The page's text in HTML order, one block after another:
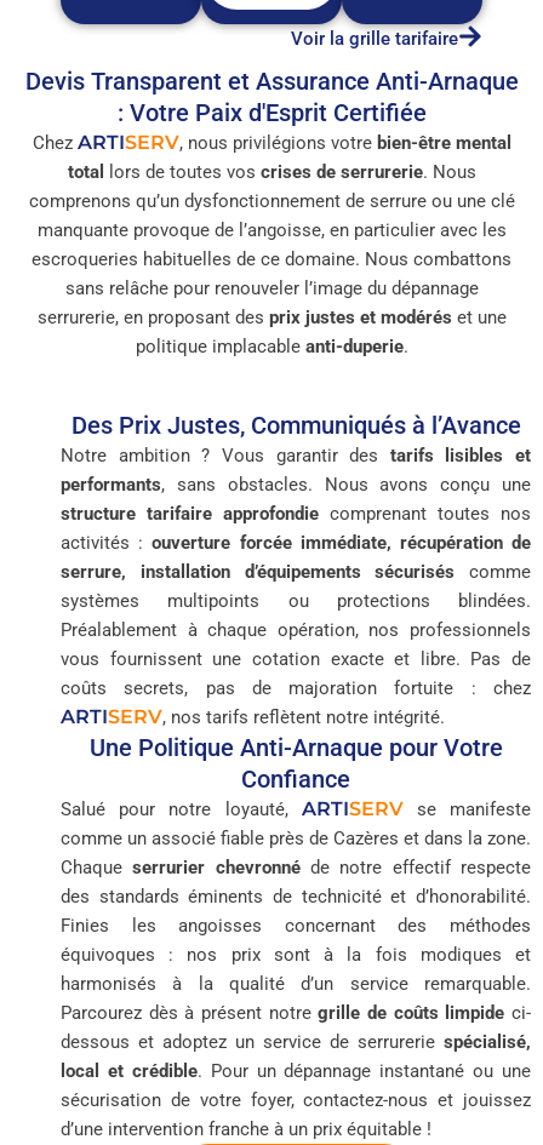
Voir la grille tarifaire
Devis Transparent et Assurance Anti-Arnaque
: Votre Paix d'Esprit Certifiée
Chez ARTISERV, nous privilégions votre bien-être mental
total
lors de toutes vos crises de serrurerie. Nous
comprenons qu’un dysfonctionnement de serrure ou une clé
manquante provoque de l’angoisse, en particulier avec les
escroqueries habituelles de ce domaine. Nous combattons
sans relâche pour renouveler l’image du dépannage
serrurerie, en proposant des prix justes et modérés et une
politique implacable anti-duperie.
Des Prix Justes, Communiqués à l’Avance
Notre ambition ? Vous garantir des tarifs lisibles et
performants, sans obstacles. Nous avons conçu une
structure tarifaire approfondie comprenant toutes nos
activités :ouverture forcée immédiate, récupération de
serrure, installation d’équipements sécurisés comme
systèmes multipoints ou protections blindées.
Préalablement à chaque opération, nos professionnels
vous fournissent une cotation exacte et libre. Pas de
coûts secrets, pas de majoration fortuite : chez
ARTISERV, nos tarifs reflètent notre intégrité.
Une Politique Anti-Arnaque pour Votre
Confiance
Salué pour notre loyauté, ARTISERVse manifeste
comme un associé fiable près de Cazères et dans la zone.
Chaqueserrurier chevronnéde notre effectif respecte
des standards éminents de technicité et d’honorabilité.
Finies les angoisses concernant des méthodes
équivoques : nos prix sont à la fois modiques et
harmonisés à la qualité d’un service remarquable.
Parcourez dès à présent notregrille de coûts limpide ci-
dessous et adoptez un service de serrurerie spécialisé,
local et crédible. Pour un dépannage instantané ou une
sécurisation de votre foyer, contactez-nous et jouissez
d’une intervention franche à un prix équitable !